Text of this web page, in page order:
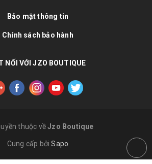
Bảo mật thông tin
Chính sách bảo hành
NỐI VỚI JZO BOUTIQUE
thuộc vềJzo Boutique
Cung cấp bởiSapo